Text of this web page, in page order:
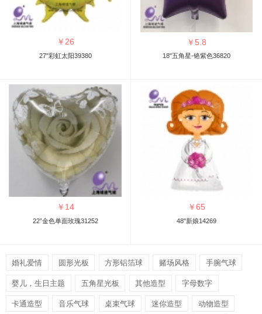
￥ 26
27"彩虹太阳39380
￥ 5.8
18"五角星-铬紫色36820
￥ 14
22”金色单面玫瑰31252
￥65
48"新娘14269
婚礼爱情 圆形光板 方形铝箔球 赌场风格 手腕气球
婴儿，生日主题 五角星光板 其他造型 字母数字
卡通造型 音乐气球 桌束气球 迷你造型 动物造型